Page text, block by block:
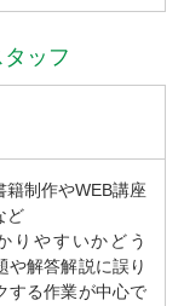
ッフ
籍制作やWEB講座
ど
りやすいかどう
や解答解説に誤り
する作業が中心で